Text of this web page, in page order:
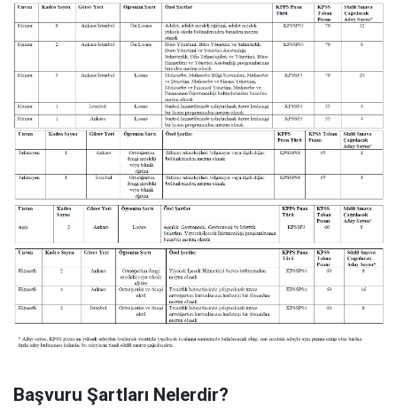
Başvuru Şartları Nelerdir?